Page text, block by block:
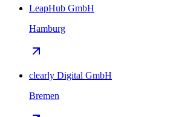
LeapHub GmbH
Hamburg
clearly Digital GmbH
Bremen